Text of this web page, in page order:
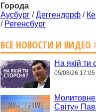
Города
Аусбург /Деггендорф /
/ Регенсбург
ВСЕ НОВОСТИ И ВИДЕО
На якій ти
05/08/26 17:05
Молитовне
Світу»